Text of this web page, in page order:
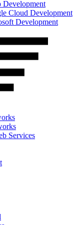
Development
Cloud Development
Development
Services